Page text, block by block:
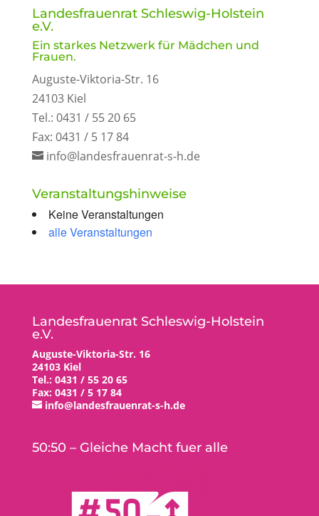
Landesfrauenrat Schleswig-Holstein
e.V.
Ein starkes Netzwerk für Mädchen und
Frauen.
Auguste-Viktoria-Str. 16
24103 Kiel
Tel.: 0431 / 55 20 65
Fax: 0431 / 5 17 84
info@landesfrauenrat-s-h.de
Veranstaltungshinweise
Keine Veranstaltungen
alle Veranstaltungen
Landesfrauenrat Schleswig-Holstein
e.V.
Auguste-Viktoria-Str. 16
24103 Kiel
Tel.: 0431 / 55 20 65
Fax: 0431 / 5 17 84
info@landesfrauenrat-s-h.de
50:50 – Gleiche Macht fuer alle